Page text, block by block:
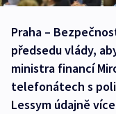
Praha –
předsedu vlády,
ministra financí
telefonátech s
Lessym údajně